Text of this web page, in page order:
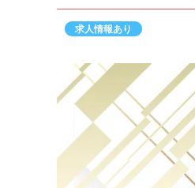
求人情報あり